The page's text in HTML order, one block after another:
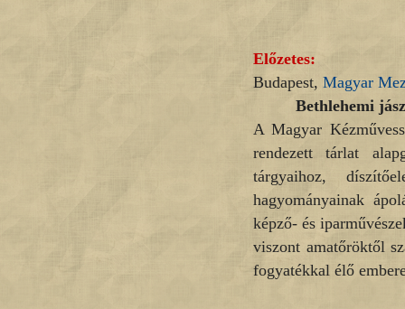
Előzetes:
Budapest, Magyar
Bethlehemi
A Magyar
rendezett tárlat
tárgyaihoz,
hagyományainak
képző- és
viszont amatőröktől
fogyatékkal élő